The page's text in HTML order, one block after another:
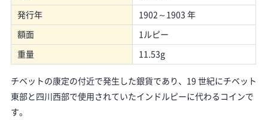
発行年 1902～1903 年
額面 1ルピー
重量 11.53g
チベットの康定の付近で発生した銀貨であり、19 世紀にチベット
東部と四川西部で使用されていたインドルピーに代わるコインで
す。